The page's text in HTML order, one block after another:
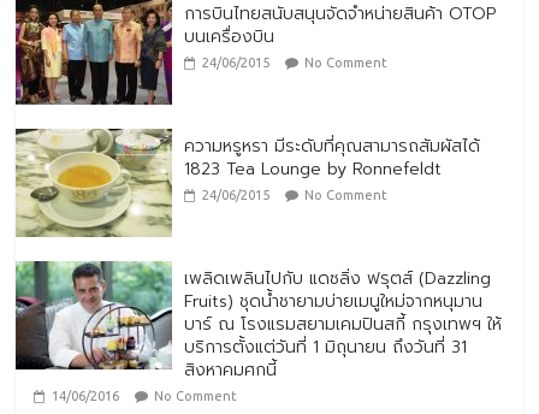
การบินไทยสนับสนุนจัดจำหน่ายสินค้า OTOP
บนเครื่องบิน
24/06/2015 No Comment
ความหรูหรา มีระดับที่คุณสามารถสัมผัสได้
1823 Tea Lounge by Ronnefeldt
24/06/2015 No Comment
เพลิดเพลินไปกับ แดซลิ่ง ฟรุตส์ (Dazzling
Fruits) ชุดน้ำชายามบ่ายเมนูใหม่จากหนุมาน
บาร์ ณ โรงแรมสยามเคมปินสกี้ กรุงเทพฯ ให้
บริการตั้งแต่วันที่ 1 มิถุนายน ถึงวันที่ 31
สิงหาคมศกนี้
14/06/2016 No Comment